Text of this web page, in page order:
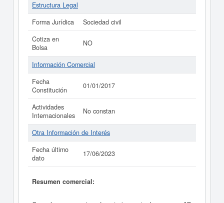
Estructura Legal
Forma Jurídica
Sociedad civil
Cotiza en
Bolsa
NO
Información Comercial
Fecha
Constitución
01/01/2017
Actividades
Internacionales
No constan
Otra Información de Interés
Fecha último
dato
17/06/2023
Resumen comercial: